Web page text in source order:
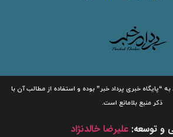
خبریپرداد خبر”بوده و استفاده از مطالب آن با
ذکر منبع بلامانع است.
توسعه:علیرضا خالدنژاد